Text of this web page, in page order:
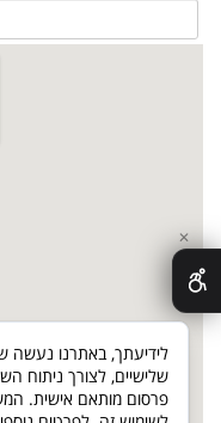
✕
שלישיים, לצורך ניתוח
פרסום מותאם אישית.